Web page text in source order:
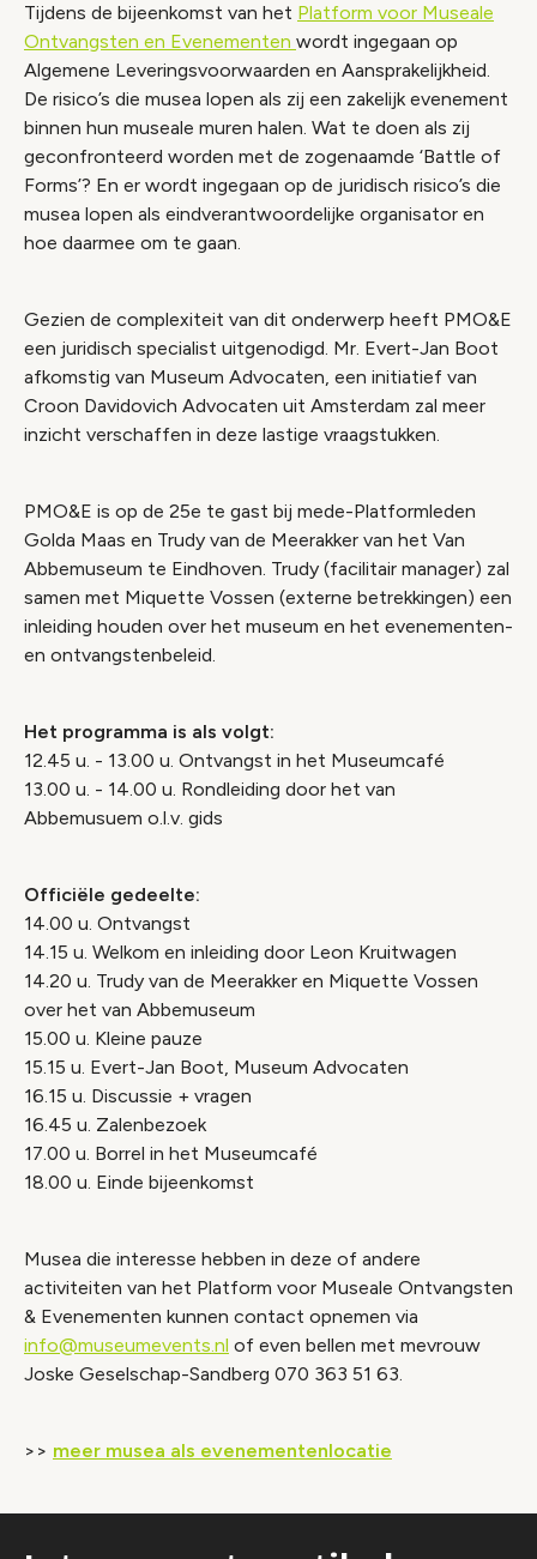
Tijdens de bijeenkomst van het Platform voor Museale
Ontvangsten en Evenementen wordt ingegaan op
Algemene Leveringsvoorwaarden en Aansprakelijkheid.
De risico’s die musea lopen als zij een zakelijk evenement
binnen hun museale muren halen. Wat te doen als zij
geconfronteerd worden met de zogenaamde ‘Battle of
Forms’? En er wordt ingegaan op de juridisch risico’s die
musea lopen als eindverantwoordelijke organisator en
hoe daarmee om te gaan.
Gezien de complexiteit van dit onderwerp heeft PMO&E
een juridisch specialist uitgenodigd. Mr. Evert-Jan Boot
afkomstig van Museum Advocaten, een initiatief van
Croon Davidovich Advocaten uit Amsterdam zal meer
inzicht verschaffen in deze lastige vraagstukken.
PMO&E is op de 25e te gast bij mede-Platformleden
Golda Maas en Trudy van de Meerakker van het Van
Abbemuseum te Eindhoven. Trudy (facilitair manager) zal
samen met Miquette Vossen (externe betrekkingen) een
inleiding houden over het museum en het evenementen-
en ontvangstenbeleid.
Het programma is als volgt:
12.45 u. - 13.00 u. Ontvangst in het Museumcafé
13.00 u. - 14.00 u. Rondleiding door het van
Abbemusuem o.l.v. gids
Officiële gedeelte:
14.00 u. Ontvangst
14.15 u. Welkom en inleiding door Leon Kruitwagen
14.20 u. Trudy van de Meerakker en Miquette Vossen
over het van Abbemuseum
15.00 u. Kleine pauze
15.15 u. Evert-Jan Boot, Museum Advocaten
16.15 u. Discussie + vragen
16.45 u. Zalenbezoek
17.00 u. Borrel in het Museumcafé
18.00 u. Einde bijeenkomst
Musea die interesse hebben in deze of andere
activiteiten van het Platform voor Museale Ontvangsten
& Evenementen kunnen contact opnemen via
info@museumevents.nl of even bellen met mevrouw
Joske Geselschap-Sandberg 070 363 51 63.
>> meer musea als evenementenlocatie